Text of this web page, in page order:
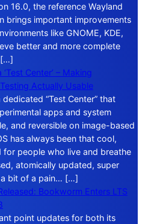
16.0, the reference Wayland
brings important improvements
like GNOME, KDE,
better and more complete
[…]
Center’ – Making
Actually Usable
“Test Center” that
apps and system
and reversible on image-based
has always been that cool,
people who live and breathe
atomically updated, super
a bit of a pain… […]
Bookworm Enters LTS
point updates for both its